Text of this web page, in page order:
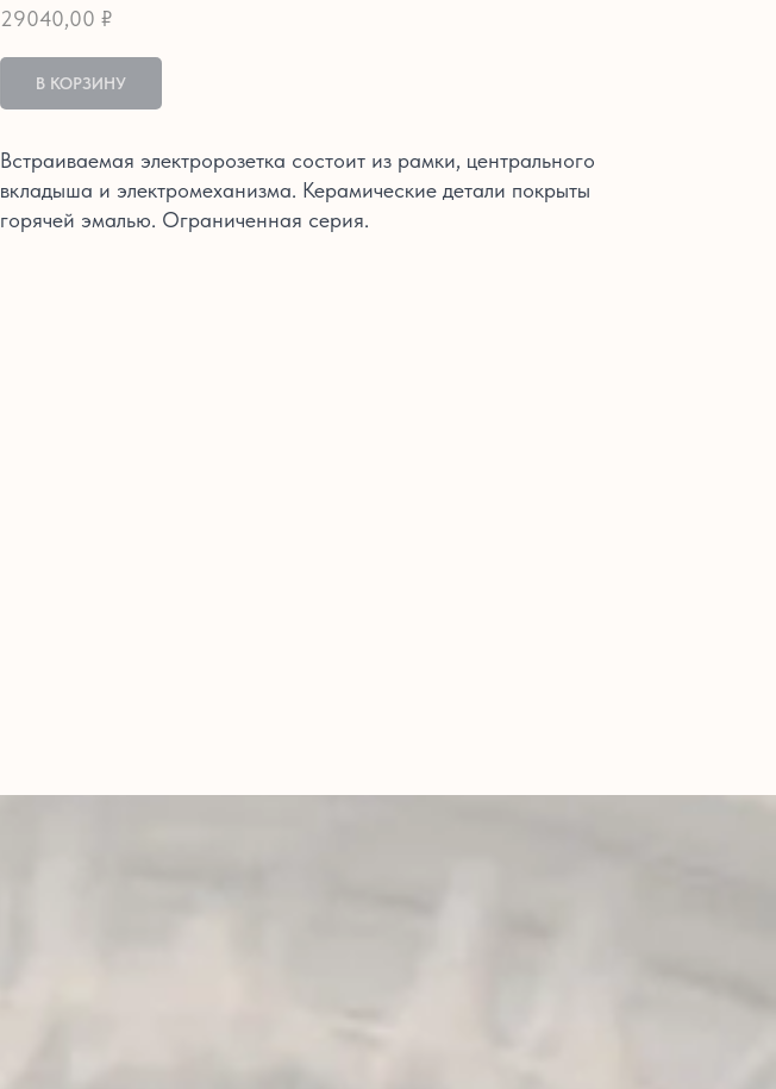
29040,00 ₽
В КОРЗИНУ
Встраиваемая электророзетка состоит из рамки, центрального
вкладыша и электромеханизма. Керамические детали покрыты
горячей эмалью. Ограниченная серия.